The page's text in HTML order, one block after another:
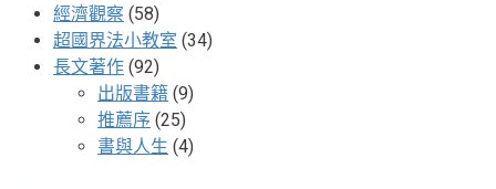
經濟觀察 (58)
超國界法小教室 (34)
長文著作 (92)
出版書籍 (9)
推薦序 (25)
書與人生 (4)